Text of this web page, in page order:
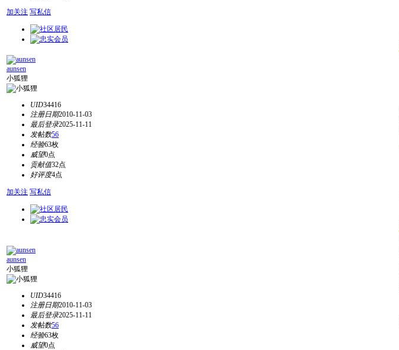
加关注 写私信
aunsen
小狐狸
UID34416
注册日期2010-11-03
最后登录2025-11-11
发帖数56
经验63枚
威望0点
贡献值32点
好评度4点
加关注 写私信
aunsen
小狐狸
UID34416
注册日期2010-11-03
最后登录2025-11-11
发帖数56
经验63枚
威望0点